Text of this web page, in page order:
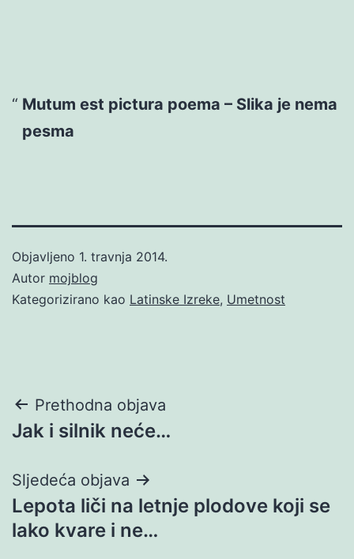
Mutum est pictura poema – Slika je nema
pesma
Objavljeno 1. travnja 2014.
Autor mojblog
Kategorizirano kao Latinske Izreke, Umetnost
Navigacija
objava
Prethodna objava
Jak i silnik neće…
Sljedeća objava
Lepota liči na letnje plodove koji se
lako kvare i ne…